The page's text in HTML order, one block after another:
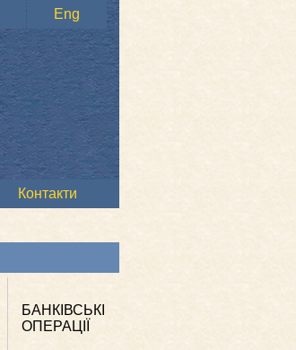
Eng
Контакти
БАНКІВСЬКІ
ОПЕРАЦІЇ